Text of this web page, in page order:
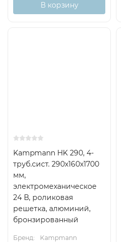
В корзину
Kampmann HK 290, 4-
труб.сист. 290х160х1700
мм,
электромеханическое
24 В, роликовая
решетка, алюминий,
бронзированный
Бренд:
Kampmann